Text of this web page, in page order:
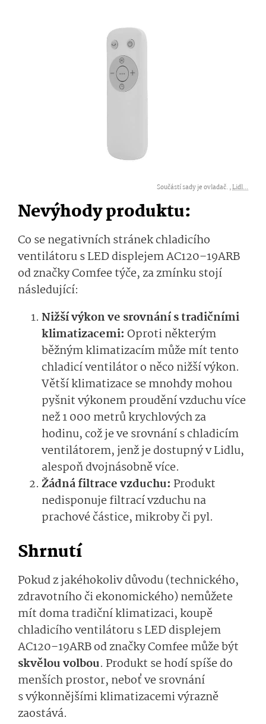
Součástí sady je ovladač. ,Lidl...
Nevýhody produktu:
Co se negativních stránek chladicího
ventilátoru s LED displejem AC120–19ARB
od značky Comfee týče, za zmínku stojí
následující:
Nižší výkon ve srovnání s tradičními
klimatizacemi: Oproti některým
běžným klimatizacím může mít tento
chladicí ventilátor o něco nižší výkon.
Větší klimatizace se mnohdy mohou
pyšnit výkonem proudění vzduchu více
než 1 000 metrů krychlových za
hodinu, což je ve srovnání s chladicím
ventilátorem, jenž je dostupný v Lidlu,
alespoň dvojnásobně více.
Žádná filtrace vzduchu: Produkt
nedisponuje filtrací vzduchu na
prachové částice, mikroby či pyl.
Shrnutí
Pokud z jakéhokoliv důvodu (technického,
zdravotního či ekonomického) nemůžete
mít doma tradiční klimatizaci, koupě
chladicího ventilátoru s LED displejem
AC120–19ARB od značky Comfee může být
skvělou volbou. Produkt se hodí spíše do
menších prostor, neboť ve srovnání
s výkonnějšími klimatizacemi výrazně
zaostává.